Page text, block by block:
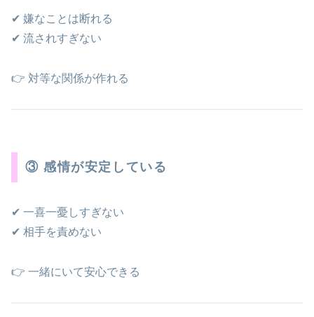
✔ 嫌なことは断れる
✔ 流されすぎない
👉 対等な関係が作れる
③ 感情が安定している
✔ 一喜一憂しすぎない
✔ 相手を責めない
👉 一緒にいて安心できる